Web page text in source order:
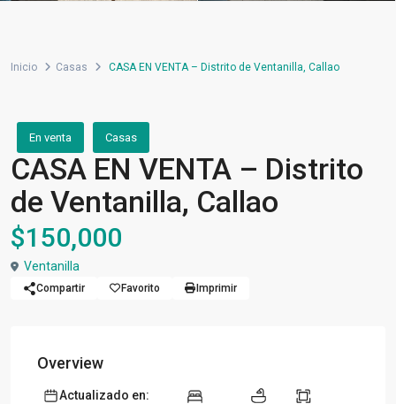
Inicio Casas CASA EN VENTA – Distrito de Ventanilla, Callao
En venta Casas
CASA EN VENTA – Distrito
de Ventanilla, Callao
$150,000
Ventanilla
Compartir Favorito Imprimir
Overview
Actualizado en: